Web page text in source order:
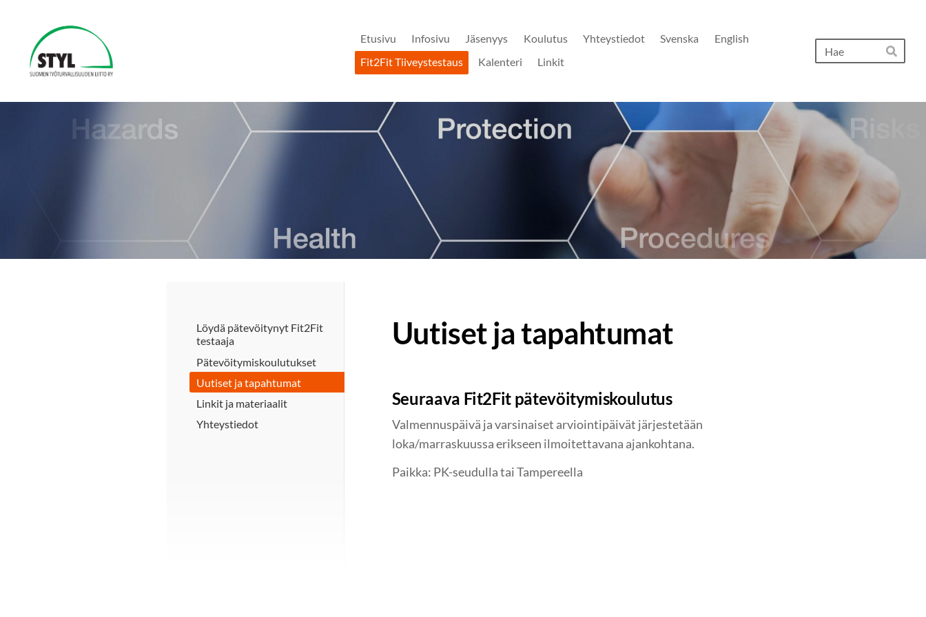
sisältöön
Seuran nimi
Etusivu Infosivu Jäsenyys Koulutus Yhteystiedot Svenska
English
Fit2Fit Tiiveystestaus
Kalenteri Linkit Hae
Löydä pätevöitynyt Fit2Fit
testaaja
Pätevöitymiskoulutukset
Uutiset ja tapahtumat
Linkit ja materiaalit
Yhteystiedot
Uutiset ja tapahtumat
Seuraava Fit2Fit pätevöitymiskoulutus
Valmennuspäivä ja varsinaiset arviointipäivät järjestetään
loka/marraskuussa erikseen ilmoitettavana ajankohtana.
Paikka: PK-seudulla tai Tampereella